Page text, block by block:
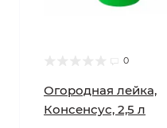
0
Огородная лейка,
Консенсус, 2,5 л